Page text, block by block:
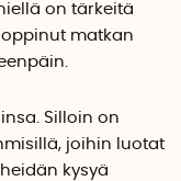
on tärkeitä
matkan
Silloin on
joihin luotat
kysyä